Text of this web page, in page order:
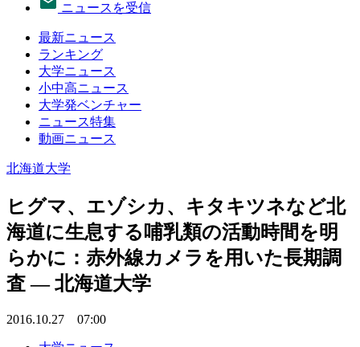
ニュースを受信
最新ニュース
ランキング
大学ニュース
小中高ニュース
大学発ベンチャー
ニュース特集
動画ニュース
北海道大学
ヒグマ、エゾシカ、キタキツネなど北
海道に生息する哺乳類の活動時間を明
らかに：赤外線カメラを用いた長期調
査 — 北海道大学
2016.10.27 07:00